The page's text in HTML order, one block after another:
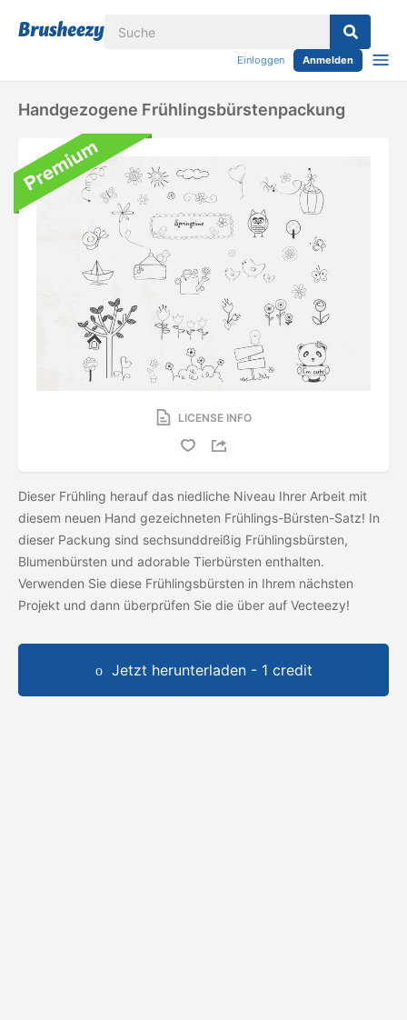
Einloggen Anmelden
Handgezogene Frühlingsbürstenpackung
LICENSE INFO
Dieser Frühling herauf das niedliche Niveau Ihrer Arbeit mit
diesem neuen Hand gezeichneten Frühlings-Bürsten-Satz! In
dieser Packung sind sechsunddreißig Frühlingsbürsten,
Blumenbürsten und adorable Tierbürsten enthalten.
Verwenden Sie diese Frühlingsbürsten in Ihrem nächsten
Projekt und dann überprüfen Sie die über auf Vecteezy!
Jetzt herunterladen - 1 credit